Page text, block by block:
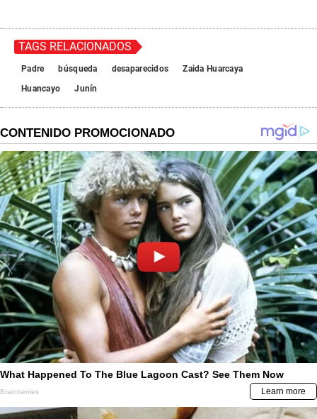
TAGS RELACIONADOS
Padre búsqueda desaparecidos
Zaida Huarcaya
Huancayo
Junín